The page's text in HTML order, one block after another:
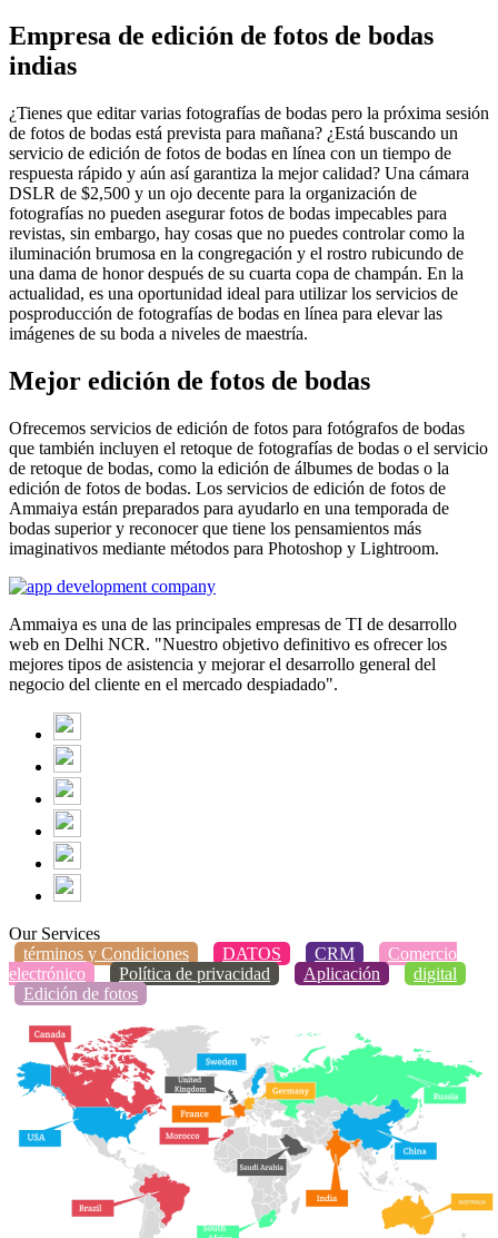
Empresa de edición de fotos de bodas
indias
¿Tienes que editar varias fotografías de bodas pero la próxima sesión
de fotos de bodas está prevista para mañana? ¿Está buscando un
servicio de edición de fotos de bodas en línea con un tiempo de
respuesta rápido y aún así garantiza la mejor calidad? Una cámara
DSLR de $2,500 y un ojo decente para la organización de
fotografías no pueden asegurar fotos de bodas impecables para
revistas, sin embargo, hay cosas que no puedes controlar como la
iluminación brumosa en la congregación y el rostro rubicundo de
una dama de honor después de su cuarta copa de champán. En la
actualidad, es una oportunidad ideal para utilizar los servicios de
posproducción de fotografías de bodas en línea para elevar las
imágenes de su boda a niveles de maestría.
Mejor edición de fotos de bodas
Ofrecemos servicios de edición de fotos para fotógrafos de bodas
que también incluyen el retoque de fotografías de bodas o el servicio
de retoque de bodas, como la edición de álbumes de bodas o la
edición de fotos de bodas. Los servicios de edición de fotos de
Ammaiya están preparados para ayudarlo en una temporada de
bodas superior y reconocer que tiene los pensamientos más
imaginativos mediante métodos para Photoshop y Lightroom.
Ammaiya es una de las principales empresas de TI de desarrollo
web en Delhi NCR. "Nuestro objetivo definitivo es ofrecer los
mejores tipos de asistencia y mejorar el desarrollo general del
negocio del cliente en el mercado despiadado".
Our Services
términos y Condiciones
DATOS CRM
Comercio
electrónico
Política de privacidad Aplicación
digital
Edición de fotos